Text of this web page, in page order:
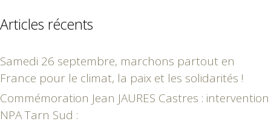
Articles récents
Samedi 26 septembre, marchons partout en
France pour le climat, la paix et les solidarités !
Commémoration Jean JAURES Castres : intervention
NPA Tarn Sud :